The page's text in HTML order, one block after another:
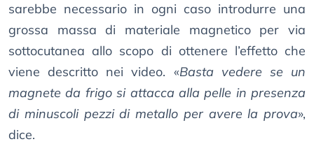
sarebbe necessario in ogni caso introdurre una
grossa massa di materiale magnetico per via
sottocutanea allo scopo di ottenere l’effetto che
viene descritto nei video. «Basta vedere se un
magnete da frigo si attacca alla pelle in presenza
di minuscoli pezzi di metallo per avere la prova»,
dice.